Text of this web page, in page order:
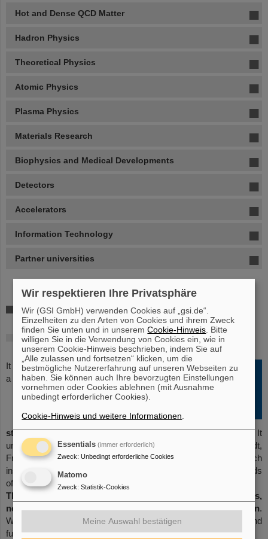
Hot and Dense QCD Matter
Hadron Physics
Theoretical Physics
Atomic Physics
Plasma Physics
Materials Research
Biophysics and Medical Developments
Detectors
Accelerators
Information Technology
Partner universities
HGS-HIRe for FAIR
Helmholtz Graduate School for Hadron and
Ion Research
It is
a
structured PhD programlinked to GSI and the FAIR project. It
unites GSI/FAIR, several German universities (Darmstadt,
Frankfurt, Giessen, Heidelberg and Mainz) and research
institutes in
supporting doctoral training
in the research fields
of GSI and FAIR.
The school offers scientific events, soft-skill courses,
networking, and coordination of funding and supervision.
While it structures and enriches doctoral studies, contracts and
funding come from the partner institutions.
Wir respektieren Ihre Privatsphäre
Wir (GSI GmbH) verwenden Cookies auf „gsi.de“.
Einzelheiten zu den Arten von Cookies und ihrem Zweck
finden Sie unten und in unseremCookie-Hinweis . Bitte
willigen Sie in die Verwendung von Cookies ein, wie in
unserem Cookie-Hinweis beschrieben, indem Sie auf
„Alle zulassen und fortsetzen“ klicken, um die
bestmögliche Nutzererfahrung auf unseren Webseiten zu
haben. Sie können auch Ihre bevorzugten Einstellungen
vornehmen oder Cookies ablehnen (mit Ausnahme
unbedingt erforderlicher Cookies).
Cookie-Hinweis und weitere Informationen
Essentials (immer erforderlich)
Zweck: Unbedingt erforderliche Cookies
Matomo
Zweck: Statistik-Cookies
Meine Auswahl bestätigen